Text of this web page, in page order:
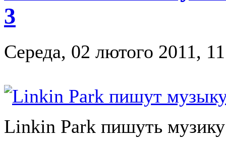
3
Середа, 02 лютого 2011,
Linkin Park пишуть